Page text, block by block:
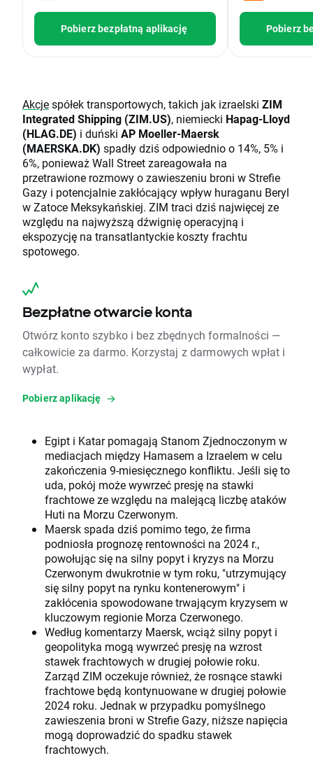
Pobierz bezpłatną aplikację Pobierz
Akcjespółek transportowych, takich jak izraelski ZIM
Integrated Shipping (ZIM.US), niemiecki Hapag-Lloyd
(HLAG.DE) i duński AP Moeller-Maersk
(MAERSKA.DK) spadły dziś odpowiednio o 14%, 5% i
6%, ponieważ Wall Street zareagowała na
przetrawione rozmowy o zawieszeniu broni w Strefie
Gazy i potencjalnie zakłócający wpływ huraganu Beryl
w Zatoce Meksykańskiej. ZIM traci dziś najwięcej ze
względu na najwyższą dźwignię operacyjną i
ekspozycję na transatlantyckie koszty frachtu
spotowego.
Bezpłatne otwarcie konta
Otwórz konto szybko i bez zbędnych formalności —
całkowicie za darmo. Korzystaj z darmowych wpłat i
wypłat.
Pobierz aplikację
Egipt i Katar pomagają Stanom Zjednoczonym w
mediacjach między Hamasem a Izraelem w celu
zakończenia 9-miesięcznego konfliktu. Jeśli się to
uda, pokój może wywrzeć presję na stawki
frachtowe ze względu na malejącą liczbę ataków
Huti na Morzu Czerwonym.
Maersk spada dziś pomimo tego, że firma
podniosła prognozę rentowności na 2024 r.,
powołując się na silny popyt i kryzys na Morzu
Czerwonym dwukrotnie w tym roku, "utrzymujący
się silny popyt na rynku kontenerowym" i
zakłócenia spowodowane trwającym kryzysem w
kluczowym regionie Morza Czerwonego.
Według komentarzy Maersk, wciąż silny popyt i
geopolityka mogą wywrzeć presję na wzrost
stawek frachtowych w drugiej połowie roku.
Zarząd ZIM oczekuje również, że rosnące stawki
frachtowe będą kontynuowane w drugiej połowie
2024 roku. Jednak w przypadku pomyślnego
zawieszenia broni w Strefie Gazy, niższe napięcia
mogą doprowadzić do spadku stawek
frachtowych.